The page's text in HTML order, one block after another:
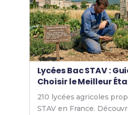
Lycées Bac STAV :
Choisir le Meilleur
210 lycées agricoles
STAV en France.